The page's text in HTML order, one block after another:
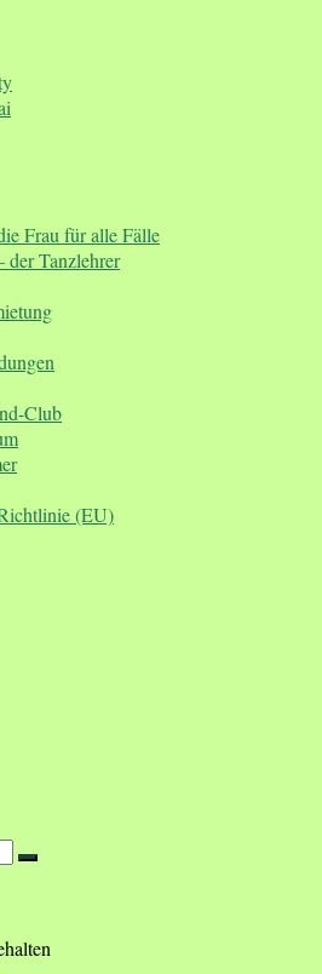
Frau für alle Fälle
der Tanzlehrer
Club
(EU)
Suche